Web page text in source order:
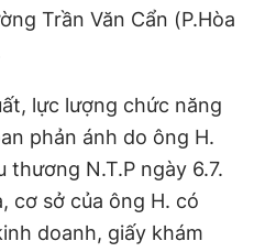
Trần Văn Cẩn (P.Hòa
lực lượng chức năng
phản ánh do ông H.
thương N.T.P ngày 6.7.
cơ sở của ông H. có
doanh, giấy khám